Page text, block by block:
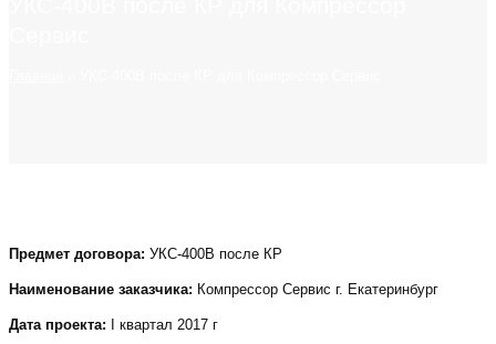
Предмет договора: УКС-400В после КР
Наименование заказчика: Компрессор Сервис г. Екатеринбург
Дата проекта: I квартал 2017 г